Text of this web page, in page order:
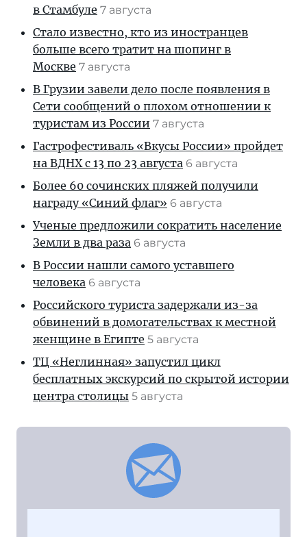
в Стамбуле 7 августа
Стало известно, кто из иностранцев
больше всего тратит на шопинг в
Москве 7 августа
В Грузии завели дело после появления в
Сети сообщений о плохом отношении к
туристам из России 7 августа
Гастрофестиваль «Вкусы России» пройдет
на ВДНХ с 13 по 23 августа 6 августа
Более 60 сочинских пляжей получили
награду «Синий флаг» 6 августа
Ученые предложили сократить население
Земли в два раза 6 августа
В России нашли самого уставшего
человека 6 августа
Российского туриста задержали из-за
обвинений в домогательствах к местной
женщине в Египте 5 августа
ТЦ «Неглинная» запустил цикл
бесплатных экскурсий по скрытой истории
центра столицы 5 августа